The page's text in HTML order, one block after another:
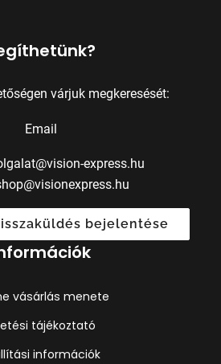
várjuk megkeresését:
Email
express.hu
bejelentése
vásárlás menete
tájékoztató
információk